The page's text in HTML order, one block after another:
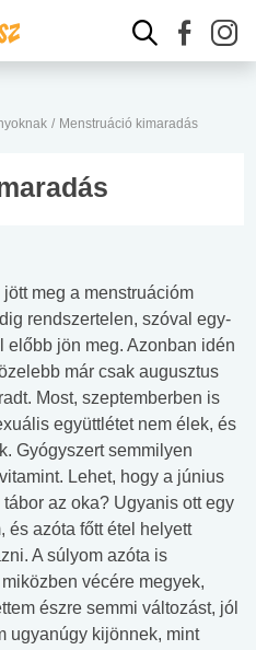
/ Menstruáció kimaradás
meg a menstruációm
rendszertelen, szóval egy-
előbb jön meg. Azonban idén
már csak augusztus
Most, szeptemberben is
együttlétet nem élek, és
Gyógyszert semmilyen
Lehet, hogy a június
az oka? Ugyanis ott egy
és azóta főtt étel helyett
A súlyom azóta is
vécére megyek,
észre semmi változást, jól
ugyanúgy kijönnek, mint